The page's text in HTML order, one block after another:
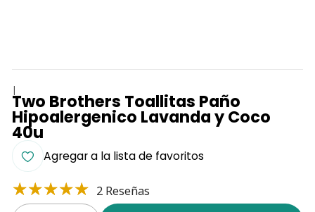
|
Two Brothers Toallitas Paño
Hipoalergenico Lavanda y Coco
40u
Agregar a la lista de favoritos
2 Reseñas